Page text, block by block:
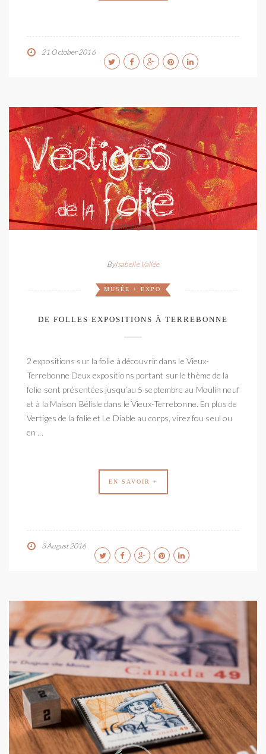
21 October 2016
ByIsabelle Vallée
MUSÉE + EXPO
DE FOLLES EXPOSITIONS À TERREBONNE
2 expositions sur la folie à découvrir dans le Vieux-
Terrebonne Deux expositions portant sur le thème de la
folie sont présentées jusqu’au 5 septembre au Moulin neuf
et à la Maison Bélisle dans le Vieux-Terrebonne. En plus de
Vertiges de la folie et Le Diable au corps, virez fou seul ou
en ...
EN SAVOIR +
3 August 2016